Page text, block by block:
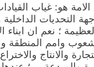
غياب القيادات
التحديات
؛ نعم ان
وامم المنطقة
والانتاج